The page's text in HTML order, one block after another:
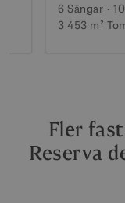
6 Sängar
3 453 m²
Fler
Reserva